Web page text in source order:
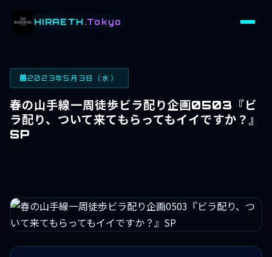
HIRAETH .Tokyo
2023年5月3日（水）
春の山手線一周徒歩ビラ配り企画0503『ビ
ラ配り、ついて来てもらってもイイですか？』
SP